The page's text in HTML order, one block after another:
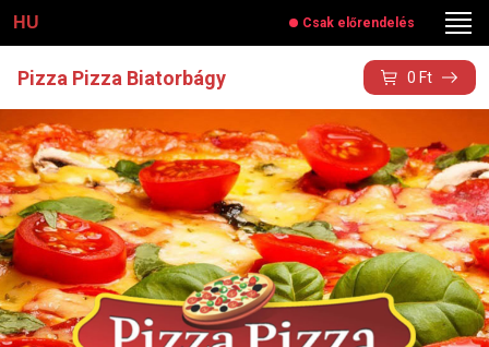
HU Csak előrendelés
Pizza Pizza Biatorbágy 0 Ft